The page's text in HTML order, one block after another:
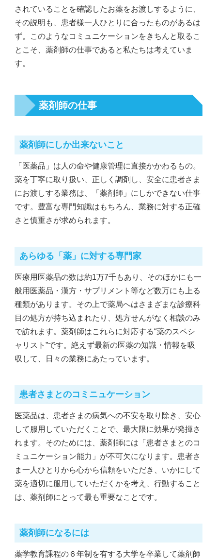
されていることを確認したお薬をお渡しするように、
その説明も、患者様一人ひとりに合ったものがあるは
ず。このようなコミュニケーションをきちんと取るこ
とこそ、薬剤師の仕事であると私たちは考えていま
す。
薬剤師の仕事
薬剤師にしか出来ないこと
「医薬品」は人の命や健康管理に直接かかわるもの。
薬を丁寧に取り扱い、正しく調剤し、安全に患者さま
にお渡しする業務は、「薬剤師」にしかできない仕事
です。豊富な専門知識はもちろん、業務に対する正確
さと慎重さが求められます。
あらゆる「薬」に対する専門家
医療用医薬品の数は約1万7千もあり、そのほかにも一
般用医薬品・漢方・サプリメント等など数万にも上る
種類があります。その上で薬局へはさまざまな診療科
目の処方が持ち込まれたり、処方せんがなく相談のみ
で訪れます。薬剤師はこれらに対応する“薬のスペシ
ャリスト”です。絶えず最新の医薬の知識・情報を吸
収して、日々の業務にあたっています。
患者さまとのコミニュケーション
医薬品は、患者さまの病気への不安を取り除き、安心
して服用していただくことで、最大限に効果が発揮さ
れます。そのためには、薬剤師には「患者さまとのコ
ミュニケーション能力」が不可欠になります。患者さ
ま一人ひとりから心から信頼をいただき、いかにして
薬を適切に服用していただくかを考え、行動すること
は、薬剤師にとって最も重要なことです。
薬剤師になるには
薬学教育課程の６年制を有する大学を卒業して薬剤師